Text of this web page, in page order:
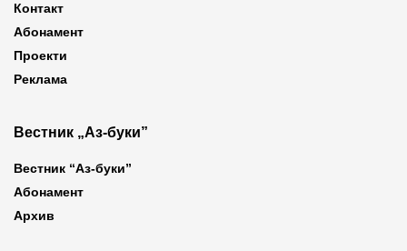
Контакт
Абонамент
Проекти
Реклама
Вестник „Аз-буки”
Вестник “Аз-буки”
Абонамент
Архив